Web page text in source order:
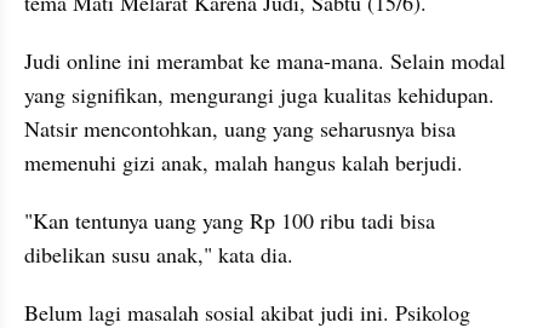
Judi online ini merambat ke mana-mana. Selain modal
yang signifikan, mengurangi juga kualitas kehidupan.
Natsir mencontohkan, uang yang seharusnya bisa
memenuhi gizi anak, malah hangus kalah berjudi.
"Kan tentunya uang yang Rp 100 ribu tadi bisa
dibelikan susu anak," kata dia.
Belum lagi masalah sosial akibat judi ini. Psikolog